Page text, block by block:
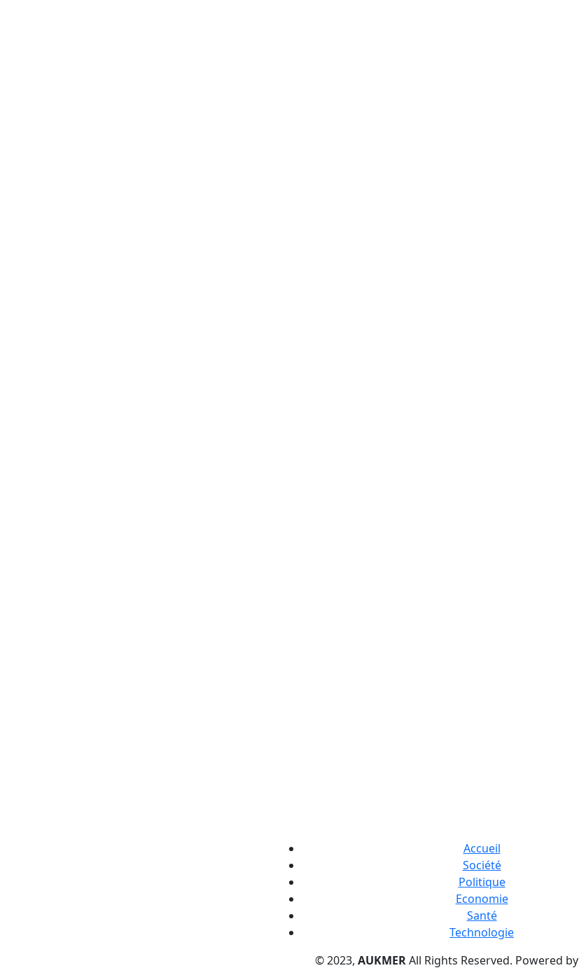
Accueil
Société
Politique
Economie
Santé
Technologie
© 2023, AUKMERAll Rights Reserved. Powered by